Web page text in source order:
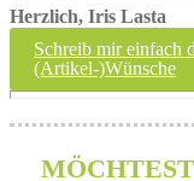
Herzlich, Iris Lasta
Schreib mir einfach
(Artikel-)Wünsche